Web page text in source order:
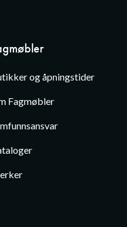
og åpningstider
Fagmøbler